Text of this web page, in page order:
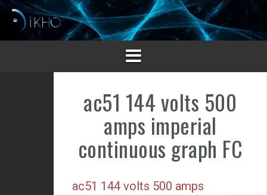
Saltar
contenido
ac51 144 volts 500
amps imperial
continuous graph FC
ac51 144 volts 500 amps